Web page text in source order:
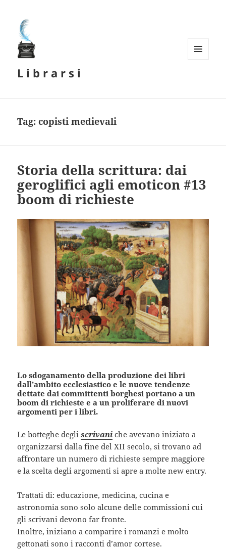
L i b r a r s i
Tag:copisti medievali
Storia della scrittura: dai
geroglifici agli emoticon #13
boom di richieste
Lo sdoganamento della produzione dei libri
dall’ambito ecclesiastico e le nuove tendenze
dettate dai committenti borghesi portano a un
boom di richieste e a un proliferare di nuovi
argomenti per i libri.
Le botteghe degliscrivani che avevano iniziato a
organizzarsi dalla fine del XII secolo, si trovano ad
affrontare un numero di richieste sempre maggiore
e la scelta degli argomenti si apre a molte new entry.
Trattati di: educazione, medicina, cucina e
astronomia sono solo alcune delle commissioni cui
gli scrivani devono far fronte.
Inoltre, iniziano a comparire i romanzi e molto
gettonati sono i racconti d’amor cortese.